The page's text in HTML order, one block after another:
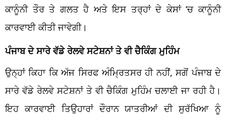
ਕਾਨੂੰਨੀ ਤੌਰ ਤੇ ਗਲਤ ਹੈ ਅਤੇ ਇਸ ਤਰ੍ਹਾਂ ਦੇ ਕੇਸਾਂ‘ਚ ਕਾਨੂੰਨੀ
ਕਾਰਵਾਈ ਕੀਤੀ ਜਾਵੇਗੀ।
ਪੰਜਾਬ ਦੇ ਸਾਰੇ ਵੱਡੇ ਰੇਲਵੇ ਸਟੇਸ਼ਨਾਂ ਤੇ ਵੀ ਚੈਕਿੰਗ ਮੁਹਿੰਮ
ਉਨ੍ਹਾਂ ਕਿਹਾ ਕਿ ਅੱਜ ਸਿਰਫ ਅੰਮ੍ਰਿਤਸਰ ਹੀ ਨਹੀਂ, ਸਗੋਂ ਪੰਜਾਬ ਦੇ
ਸਾਰੇ ਵੱਡੇ ਰੇਲਵੇ ਸਟੇਸ਼ਨਾਂ ਤੇ ਵੀ ਚੈਕਿੰਗ ਮੁਹਿੰਮ ਚਲਾਈ ਜਾ ਰਹੀ ਹੈ।
ਇਹ ਕਾਰਵਾਈ ਤਿਉਹਾਰਾਂ ਦੌਰਾਨ ਯਾਤਰੀਆਂ ਦੀ ਸੁਰੱਖਿਆ ਨੂੰ